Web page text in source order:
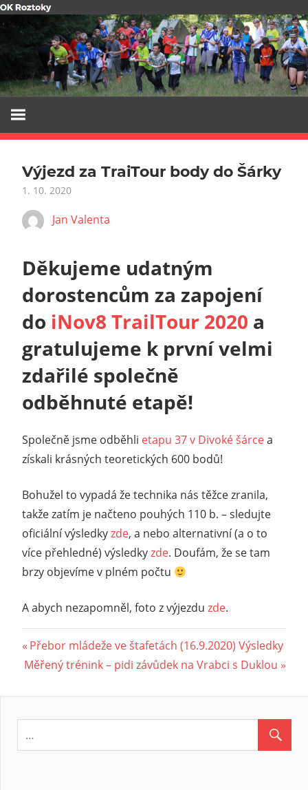
Skip
to
content
Výjezd za TraiTour body do Šárky
1. 10. 2020
Jan Valenta
Děkujeme udatným
dorostencům za zapojení
do iNov8 TrailTour 2020 a
gratulujeme k první velmi
zdařilé společně
odběhnuté etapě!
Společně jsme odběhli etapu 37 v Divoké šárcea
získali krásných teoretických 600 bodů!
Bohužel to vypadá že technika nás těžce zranila,
takže zatím je načteno pouhých 110 b. – sledujte
oficiální výsledkyzde, a nebo alternativní (a o to
více přehledné) výsledkyzde. Doufám, že se tam
brzy objevíme v plném počtu
A abych nezapomněl, foto z výjezdu zde.
Navigace
pro
příspěvek
Previous
Post:
Přebor mládeže ve štafetách (16.9.2020) Výsledky
Next
Měřený trénink – pidi závůdek na Vrabci s Duklou